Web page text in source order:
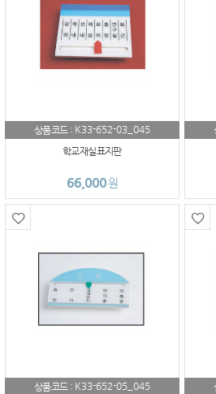
상품코드 : K33-652-03_045
학교재실표지판
66,000원
상품코드 : K33-652-05_045